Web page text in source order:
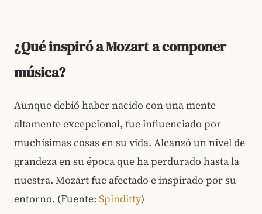
¿Qué inspiró a Mozart a componer
música?
Aunque debió haber nacido con una mente
altamente excepcional, fue influenciado por
muchísimas cosas en su vida. Alcanzó un nivel de
grandeza en su época que ha perdurado hasta la
nuestra. Mozart fue afectado e inspirado por su
entorno. (Fuente: Spinditty)